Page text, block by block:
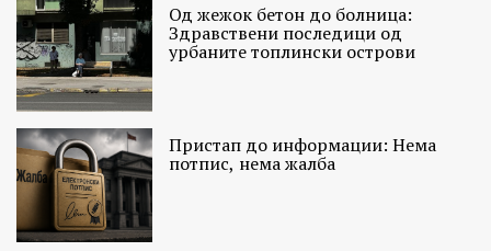
Од жежок бетон до болница:
Здравствени последици од
урбаните топлински острови
Пристап до информации: Нема
потпис, нема жалба